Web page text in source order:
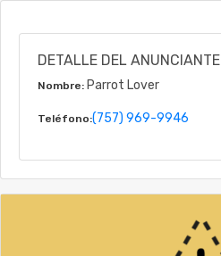
DETALLE DEL ANUNCIANTE
Nombre: Parrot Lover
Teléfono:(757) 969-9946